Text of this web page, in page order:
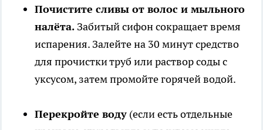
Почистите сливы от волос и мыльного
налёта. Забитый сифон сокращает время
испарения. Залейте на 30 минут средство
для прочистки труб или раствор соды с
уксусом, затем промойте горячей водой.
Перекройте воду (если есть отдельные